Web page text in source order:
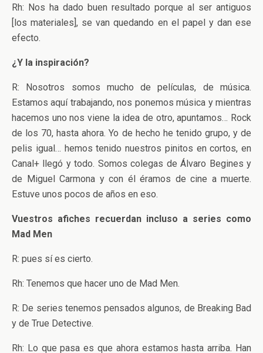
Rh: Nos ha dado buen resultado porque al ser antiguos
[los materiales], se van quedando en el papel y dan ese
efecto.
¿Y la inspiración?
R: Nosotros somos mucho de películas, de música.
Estamos aquí trabajando, nos ponemos música y mientras
hacemos uno nos viene la idea de otro, apuntamos… Rock
de los 70, hasta ahora. Yo de hecho he tenido grupo, y de
pelis igual… hemos tenido nuestros pinitos en cortos, en
Canal+ llegó y todo. Somos colegas de Álvaro Begines y
de Miguel Carmona y con él éramos de cine a muerte.
Estuve unos pocos de años en eso.
Vuestros afiches recuerdan incluso a series como
Mad Men
R: pues sí es cierto.
Rh: Tenemos que hacer uno de Mad Men.
R: De series tenemos pensados algunos, de Breaking Bad
y de True Detective.
Rh: Lo que pasa es que ahora estamos hasta arriba. Han